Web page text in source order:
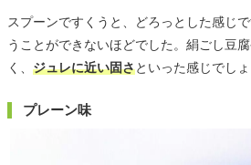
スプーンですくうと、どろっとした感じ
うことができないほどでした。絹ごし豆
く、 ジュレに近い固さといった感じでしょ
プレーン味